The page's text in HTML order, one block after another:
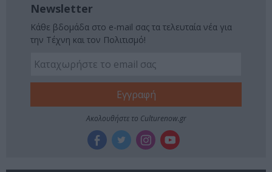
Newsletter
Κάθε βδομάδα στο e-mail σας τα τελευταία νέα για
την Τέχνη και τον Πολιτισμό!
Ακολουθήστε το Culturenow.gr